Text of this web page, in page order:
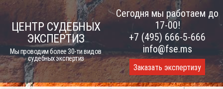
Skip
contentЦЕНТР СУДЕБНЫХ
ЭКСПЕРТИЗ
Мы проводим более 30-ти видов
судебных экспертиз
Сегодня мы работаем до
17-00!
+7 (495) 666-5-666
info@fse.ms
Заказать экспертизу